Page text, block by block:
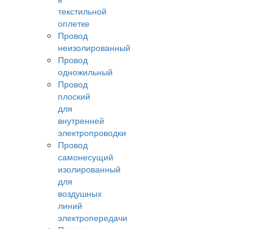
текстильной
оплетке
Провод
неизолированный
Провод
одножильный
Провод
плоский
для
внутренней
электропроводки
Провод
самонесущий
изолированный
для
воздушных
линий
электропередачи